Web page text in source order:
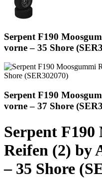
Serpent F190
vorne – 35 Shore
Serpent F190
vorne – 37 Shore
Serpent F190
Reifen (2) by
– 35 Shore